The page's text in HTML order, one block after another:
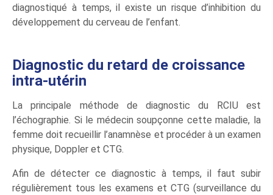
diagnostiqué à temps, il existe un risque d’inhibition du
développement du cerveau de l’enfant.
Diagnostic du retard de croissance
intra-utérin
La principale méthode de diagnostic du RCIU est
l’échographie. Si le médecin soupçonne cette maladie, la
femme doit recueillir l’anamnèse et procéder à un examen
physique, Doppler et CTG.
Afin de détecter ce diagnostic à temps, il faut subir
régulièrement tous les examens et CTG (surveillance du